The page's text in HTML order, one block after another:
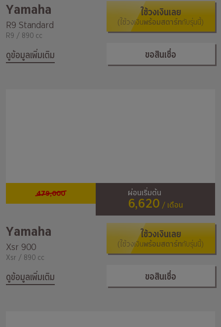
Yamaha
R9 Standard
R9 / 890 cc
ดูข้อมูลเพิ่มเติม
ใช้วงเงินเลย
(ใช้วงเงินพร้อมสตาร์ทกับรุ่นนี้)
ขอสินเชื่อ
479,000 ผ่อนเริ่มต้น
6,620 / เดือน
Yamaha
Xsr 900
Xsr / 890 cc
ดูข้อมูลเพิ่มเติม
ใช้วงเงินเลย
(ใช้วงเงินพร้อมสตาร์ทกับรุ่นนี้)
ขอสินเชื่อ